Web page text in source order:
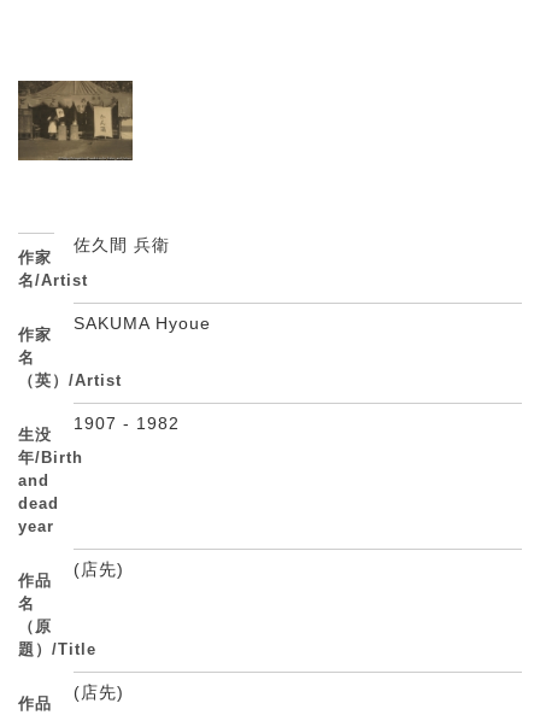
作家
名/Artist
佐久間 兵衛
作家
名
（英）/Artist
SAKUMA Hyoue
生没
年/Birth
and
dead
year
1907 - 1982
作品
名
（原
題）/Title
(店先)
作品
(店先)